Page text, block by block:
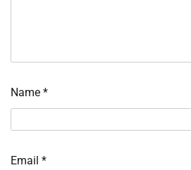
Name *
Email *